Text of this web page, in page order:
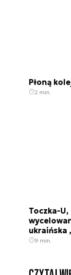
Płoną
2 min.
Toczka-
ukraińska
9 min.